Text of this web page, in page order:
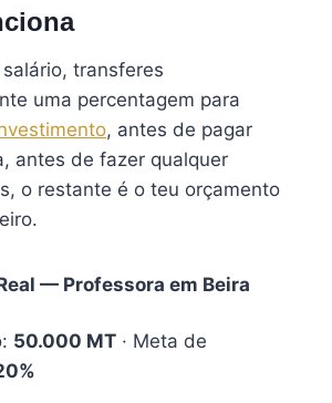
transferes
uma percentagem para
, antes de pagar
antes de fazer qualquer
o restante é o teu orçamento
— Professora em Beira
50.000 MT · Meta de